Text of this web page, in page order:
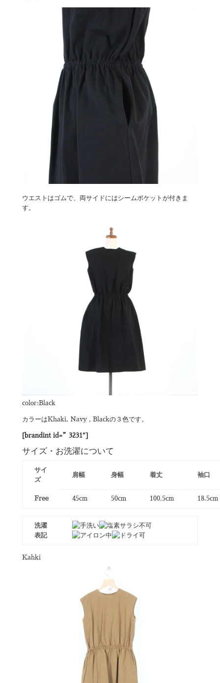
ウエストはゴムで、両サイドにはシームポケットが付きま
す。
color:Black
カラーはKhaki, Navy , Blackの３色です。
[brandint id=”3231″]
サイズ・お洗濯について
サイ
ズ
肩幅 身幅 着丈 袖口
Free 45cm 50cm 100.5cm 18.5cm
洗濯
表記
Kahki